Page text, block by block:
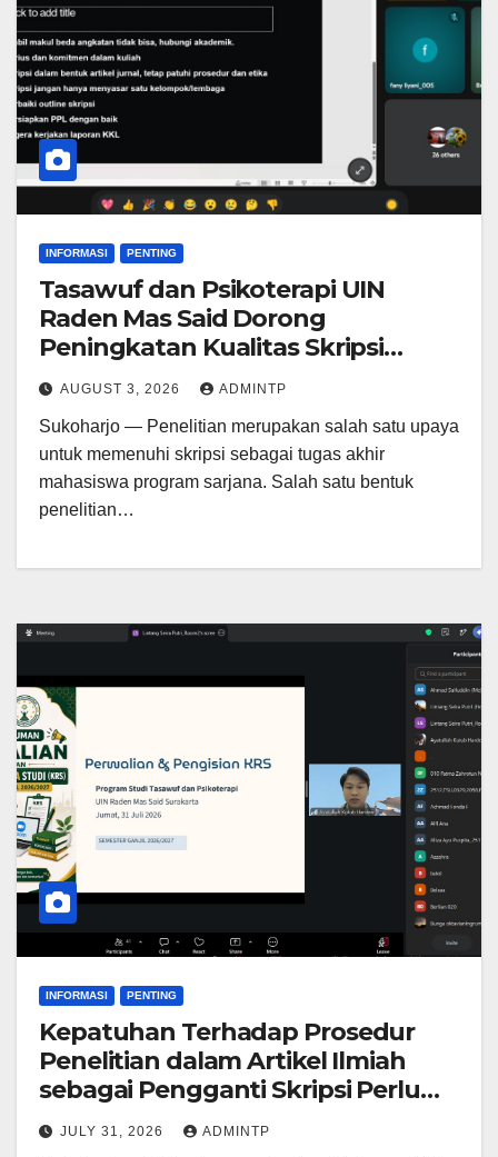
INFORMASI PENTING
Tasawuf dan Psikoterapi UIN
Raden Mas Said Dorong
Peningkatan Kualitas Skripsi
dengan Memperluas Area
Penelitian
AUGUST 3, 2026 ADMINTP
Sukoharjo — Penelitian merupakan salah satu upaya
untuk memenuhi skripsi sebagai tugas akhir
mahasiswa program sarjana. Salah satu bentuk
penelitian…
INFORMASI PENTING
Kepatuhan Terhadap Prosedur
Penelitian dalam Artikel Ilmiah
sebagai Pengganti Skripsi Perlu
Dijunjung Tinggi
JULY 31, 2026 ADMINTP